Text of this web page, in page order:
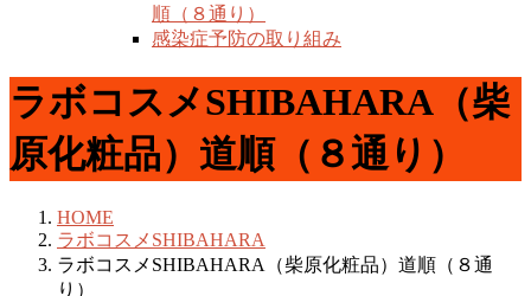
順（８通り）
感染症予防の取り組み
ラボコスメSHIBAHARA（柴
原化粧品）道順（８通り）
HOME
ラボコスメSHIBAHARA
ラボコスメSHIBAHARA（柴原化粧品）道順（８通
り）